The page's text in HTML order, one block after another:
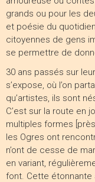
grands ou pour les
et poésie du
citoyennes de gens
se permettre de
30 ans passés sur
s’expose, où l’on
qu’artistes, ils sont
C’est sur la route en
multiples formes
les Ogres ont
n’ont de cesse de
en variant,
font. Cette étonnante